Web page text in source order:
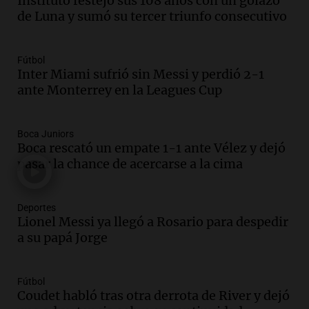
en el Congreso expuso una debilidad
comunicacional del Gobierno
Episodios
Audio.Casabindo se prepara para una
celebración única: 30.000 turistas y el
Audio.Borges, abogada de Pourrain:
Una mañana para todos
Episodios
Audio.Voluntarios limpiaron 9.000
800 kilos de basura por jornada
Una mañana para todos
de Luna y sumó su tercer triunfo consecutivo
Fútbol
Inter Miami sufrió sin Messi y perdió 2-1
ante Monterrey en la Leagues Cup
Boca Juniors
Boca rescató un empate 1-1 ante Vélez y dejó
pasar la chance de acercarse a la cima
Deportes
Lionel Messi ya llegó a Rosario para despedir
a su papá Jorge
Fútbol
Coudet habló tras otra derrota de River y dejó